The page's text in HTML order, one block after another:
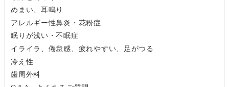
めまい、耳鳴り
アレルギー性鼻炎・花粉症
眠りが浅い・不眠症
イライラ、倦怠感、疲れやすい、足がつる
冷え性
歯周外科